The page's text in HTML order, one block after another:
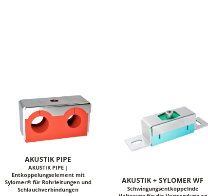
AKUSTIK PIPE
AKUSTIK PIPE |
Entkoppelungselement mit
Sylomer® für Rohrleitungen und
Schlauchverbindungen
AKUSTIK + SYLOMER WF
Schwingungsentkoppelnde